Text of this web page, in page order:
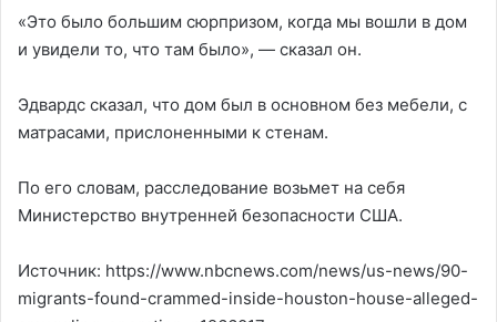
«Это было большим сюрпризом, когда мы вошли в дом
и увидели то, что там было», — сказал он.
Эдвардс сказал, что дом был в основном без мебели, с
матрасами, прислоненными к стенам.
По его словам, расследование возьмет на себя
Министерство внутренней безопасности США.
Источник: https://www.nbcnews.com/news/us-news/90-
migrants-found-crammed-inside-houston-house-alleged-